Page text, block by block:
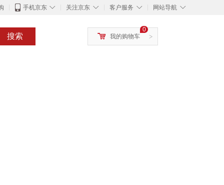
◇
手机京东 ◇
关注京东 ◇
客户服务 ◇
网站导航
搜索 >
0
我的购物车